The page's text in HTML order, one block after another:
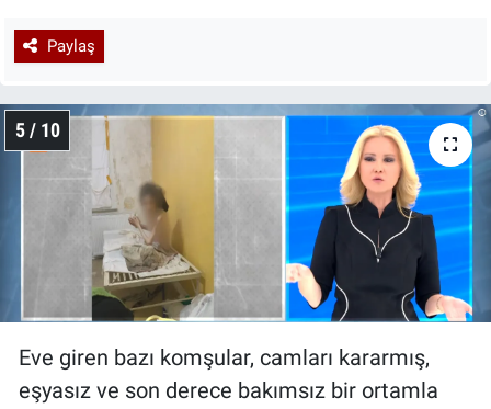
Paylaş
5 / 10
Eve giren bazı komşular, camları kararmış,
eşyasız ve son derece bakımsız bir ortamla